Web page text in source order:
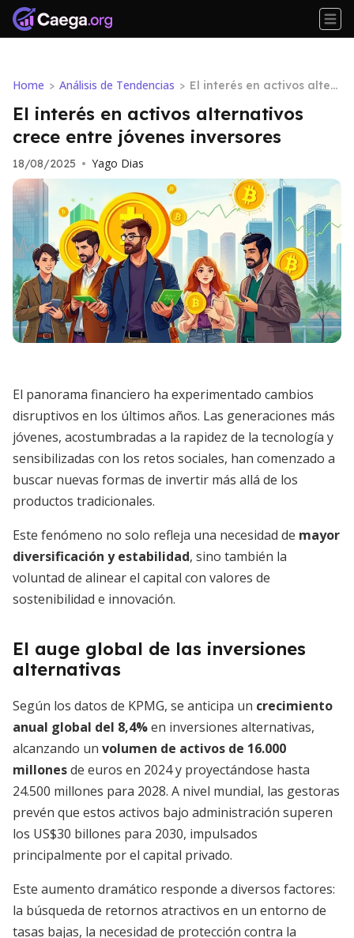
Home > Análisis de Tendencias > El interés en activos alter
nativos crece entre jóvene
s inversores
El interés en activos alternativos
crece entre jóvenes inversores
18/08/2025 • Yago Dias
El panorama financiero ha experimentado cambios
disruptivos en los últimos años. Las generaciones más
jóvenes, acostumbradas a la rapidez de la tecnología y
sensibilizadas con los retos sociales, han comenzado a
buscar nuevas formas de invertir más allá de los
productos tradicionales.
Este fenómeno no solo refleja una necesidad de mayor
diversificación y estabilidad, sino también la
voluntad de alinear el capital con valores de
sostenibilidad e innovación.
El auge global de las inversiones
alternativas
Según los datos de KPMG, se anticipa un crecimiento
anual global del 8,4%en inversiones alternativas,
alcanzando un volumen de activos de 16.000
millonesde euros en 2024 y proyectándose hasta
24.500 millones para 2028. A nivel mundial, las gestoras
prevén que estos activos bajo administración superen
los US$30 billones para 2030, impulsados
principalmente por el capital privado.
Este aumento dramático responde a diversos factores:
la búsqueda de retornos atractivos en un entorno de
tasas bajas, la necesidad de protección contra la